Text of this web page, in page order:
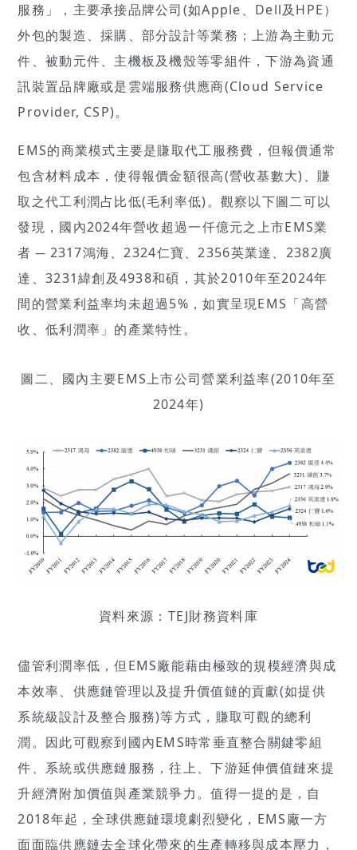
服務」，主要承接品牌公司(如Apple、Dell及HPE）
外包的製造、採購、部分設計等業務；上游為主動元
件、被動元件、主機板及機殼等零組件，下游為資通
訊裝置品牌廠或是雲端服務供應商(Cloud Service
Provider, CSP)。
EMS的商業模式主要是賺取代工服務費，但報價通常
包含材料成本，使得報價金額很高(營收基數大)、賺
取之代工利潤占比低(毛利率低)。觀察以下圖二可以
發現，國內2024年營收超過一仟億元之上市EMS業
者 ─ 2317鴻海、2324仁寶、2356英業達、2382廣
達、3231緯創及4938和碩，其於2010年至2024年
間的營業利益率均未超過5%，如實呈現EMS「高營
收、低利潤率」的產業特性。
圖二、國內主要EMS上市公司營業利益率(2010年至
2024年)
資料來源：TEJ財務資料庫
儘管利潤率低，但EMS廠能藉由極致的規模經濟與成
本效率、供應鏈管理以及提升價值鏈的貢獻(如提供
系統級設計及整合服務)等方式，賺取可觀的總利
潤。因此可觀察到國內EMS時常垂直整合關鍵零組
件、系統或供應鏈服務，往上、下游延伸價值鏈來提
升經濟附加價值與產業競爭力。值得一提的是，自
2018年起，全球供應鏈環境劇烈變化，EMS廠一方
面面臨供應鏈去全球化帶來的生產轉移與成本壓力，